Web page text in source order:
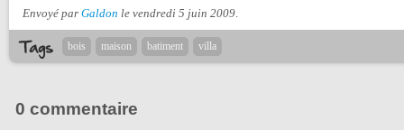
Envoyé par Galdon le vendredi 5 juin 2009.
bois maison batiment villa
0 commentaire